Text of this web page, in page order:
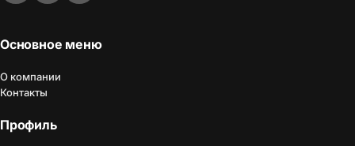
Основное меню
О компании
Контакты
Профиль